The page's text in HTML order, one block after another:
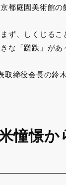
都庭園美術館の
ず、しくじるこ
な「蹉跌」があ
締役会長の鈴
憧憬か